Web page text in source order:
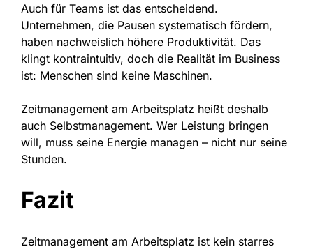
Auch für Teams ist das entscheidend.
Unternehmen, die Pausen systematisch fördern,
haben nachweislich höhere Produktivität. Das
klingt kontraintuitiv, doch die Realität im Business
ist: Menschen sind keine Maschinen.
Zeitmanagement am Arbeitsplatz heißt deshalb
auch Selbstmanagement. Wer Leistung bringen
will, muss seine Energie managen – nicht nur seine
Stunden.
Fazit
Zeitmanagement am Arbeitsplatz ist kein starres